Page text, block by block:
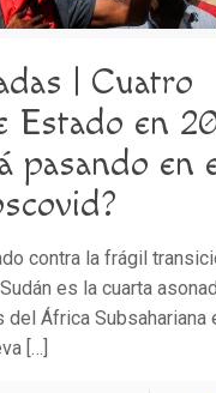
| Cuatro
Estado en
pasando en
contra la frágil
es la cuarta
África Subsahariana
[…]